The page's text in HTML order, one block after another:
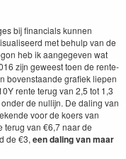
bij finan­cials kun­nen
met behulp van de
heb ik aangegeven wat
zijn geweest toen de rente­
boven­staande grafiek liepen
Yrente terug van 2,5 tot 1,3
onder de nul­li­jn. De dal­ing van
voor de koers van
terug van €6,7naar de
de €3, een dal­ing van maar